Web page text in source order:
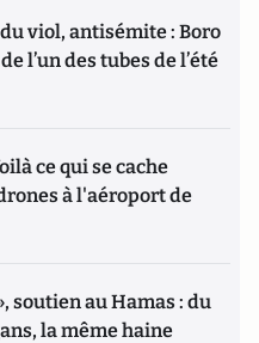
viol, antisémite : Boro
l’un des tubes de l’été
ce qui se cache
à l'aéroport de
soutien au Hamas : du
la même haine